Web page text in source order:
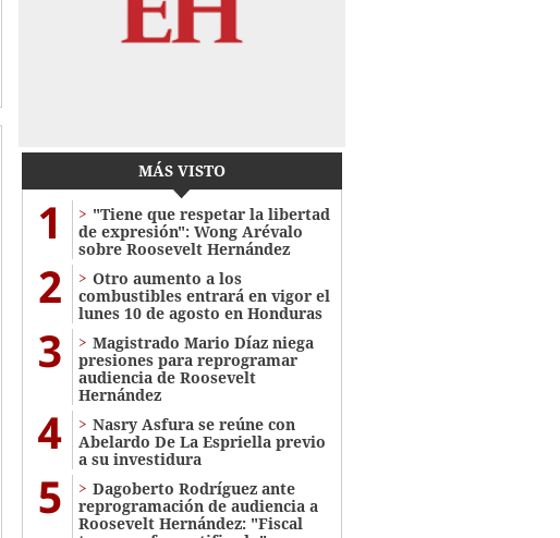
MÁS VISTO
1
"Tiene que respetar la libertad
de expresión": Wong Arévalo
sobre Roosevelt Hernández
2
Otro aumento a los
combustibles entrará en vigor el
lunes 10 de agosto en Honduras
3
Magistrado Mario Díaz niega
presiones para reprogramar
audiencia de Roosevelt
Hernández
4
Nasry Asfura se reúne con
Abelardo De La Espriella previo
a su investidura
5
Dagoberto Rodríguez ante
reprogramación de audiencia a
Roosevelt Hernández: "Fiscal